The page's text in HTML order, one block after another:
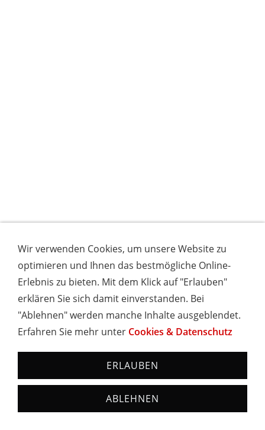
Wir verwenden Cookies, um unsere Website zu
optimieren und Ihnen das bestmögliche Online-
Erlebnis zu bieten. Mit dem Klick auf "Erlauben"
erklären Sie sich damit einverstanden. Bei
"Ablehnen" werden manche Inhalte ausgeblendet.
Erfahren Sie mehr unter Cookies & Datenschutz
ERLAUBEN
ABLEHNEN